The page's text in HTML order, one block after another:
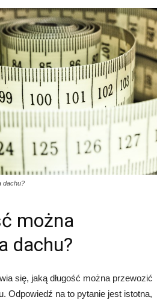
dachu?
można
dachu?
się, jaką długość można przewozić
Odpowiedź na to pytanie jest istotna,